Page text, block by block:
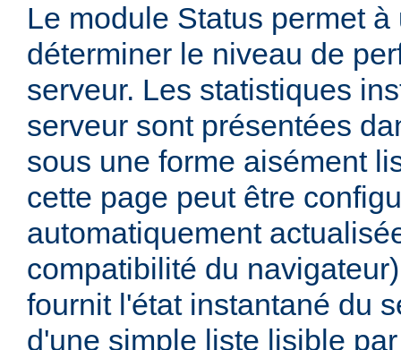
Le module Status permet
déterminer le niveau de
serveur. Les statistiques
serveur sont présentées
sous une forme aisément
cette page peut être
automatiquement
compatibilité du
fournit l'état instantané du
d'une simple liste lisible